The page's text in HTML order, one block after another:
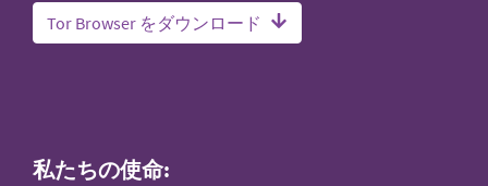
Tor Browser をダウンロード
私たちの使命: